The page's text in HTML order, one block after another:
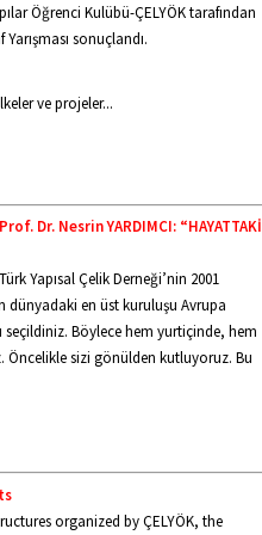
Öğrenci Kulübü-ÇELYÖK tarafından
sonuçlandı.
ve projeler...
Dr. Nesrin YARDIMCI: “HAYATTAKİ
Yapısal Çelik Derneği’nin 2001
dünyadaki en üst kuruluşu Avrupa
seçildiniz. Böylece hem yurtiçinde, hem
Öncelikle sizi gönülden kutluyoruz. Bu
organized by ÇELYÖK, the